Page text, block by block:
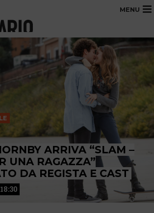
MENU
ARRIVA “SLAM –
UNA RAGAZZA”
DA REGISTA E CAST